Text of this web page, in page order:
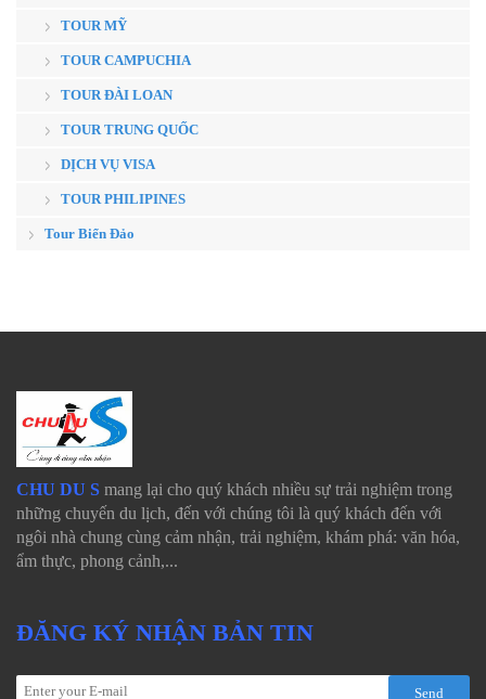
TOUR MỸ
TOUR CAMPUCHIA
TOUR ĐÀI LOAN
TOUR TRUNG QUỐC
DỊCH VỤ VISA
TOUR PHILIPINES
Tour Biển Đảo
CHU DU S mang lại cho quý khách nhiều sự trải nghiệm trong
những chuyến du lịch, đến với chúng tôi là quý khách đến với
ngôi nhà chung cùng cảm nhận, trải nghiệm, khám phá: văn hóa,
ẩm thực, phong cảnh,...
ĐĂNG KÝ NHẬN BẢN TIN
Send